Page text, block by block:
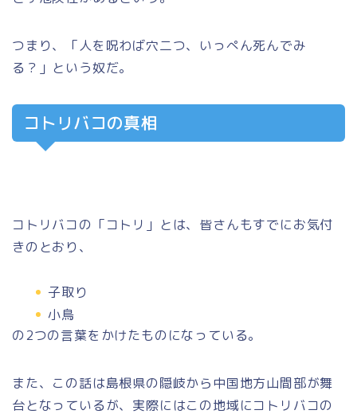
つまり、「人を呪わば穴二つ、いっぺん死んでみ
る？」という奴だ。
コトリバコの真相
コトリバコの「コトリ」とは、皆さんもすでにお気付
きのとおり、
子取り
小鳥
の2つの言葉をかけたものになっている。
また、この話は島根県の隠岐から中国地方山間部が舞
台となっているが、実際にはこの地域にコトリバコの